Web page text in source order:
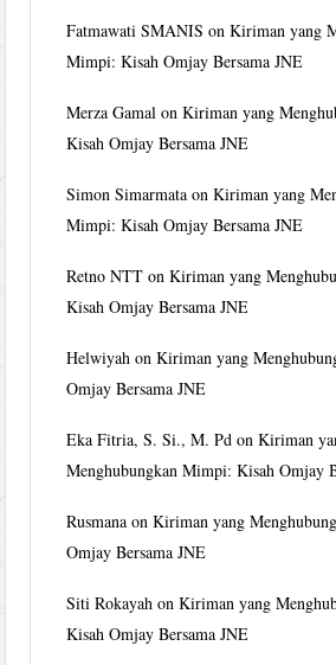
Fatmawati SMANIS onKiriman yang
Mimpi: Kisah Omjay Bersama JNE
Merza Gamal onKiriman yang
Kisah Omjay Bersama JNE
Simon Simarmata onKiriman yang
Mimpi: Kisah Omjay Bersama JNE
Retno NTT onKiriman yang
Kisah Omjay Bersama JNE
Helwiyah onKiriman yang
Omjay Bersama JNE
Eka Fitria, S. Si., M. Pd onKiriman
Menghubungkan Mimpi: Kisah Omjay
Rusmana onKiriman yang
Omjay Bersama JNE
Siti Rokayah onKiriman yang
Kisah Omjay Bersama JNE